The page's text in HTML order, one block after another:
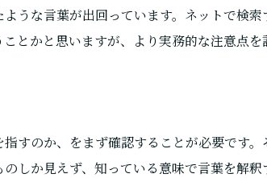
うな言葉が出回っています。ネットで検
とかと思いますが、より実務的な注意点
すのか、をまず確認することが必要です
しか見えず、知っている意味で言葉を解釈